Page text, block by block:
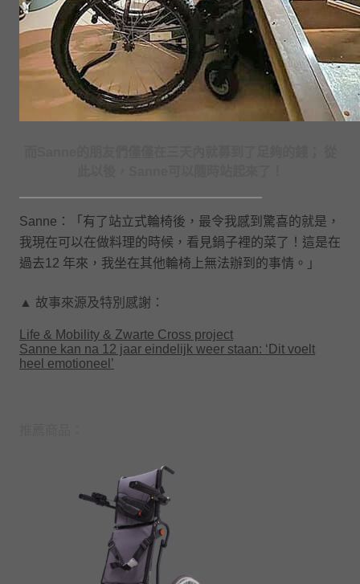
Sanne：「有了站立式輪椅後，最令我感到驚喜的就是，
我現在可以在做料理的時候，看見鍋子裡的菜了！這是在
過去12 年來，我坐在其他輪椅上無法辦到的事情。」
▲ 故事來源及特別感謝：
Life & Mobility & Zwarte Cross project
Sanne kan na 12 jaar eindelijk weer staan: ‘Dit voelt
heel emotioneel’